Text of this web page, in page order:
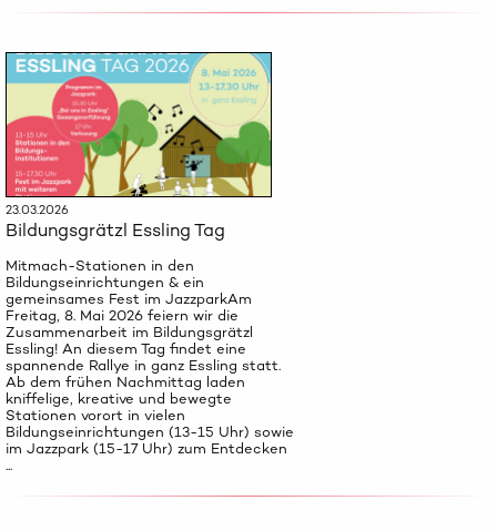
23.03.2026
Bildungsgrätzl Essling Tag
Mitmach-Stationen in den
Bildungseinrichtungen & ein
gemeinsames Fest im JazzparkAm
Freitag, 8. Mai 2026 feiern wir die
Zusammenarbeit im Bildungsgrätzl
Essling! An diesem Tag findet eine
spannende Rallye in ganz Essling statt.
Ab dem frühen Nachmittag laden
kniffelige, kreative und bewegte
Stationen vorort in vielen
Bildungseinrichtungen (13-15 Uhr) sowie
im Jazzpark (15-17 Uhr) zum Entdecken
...